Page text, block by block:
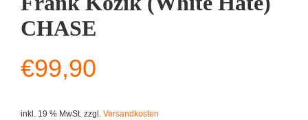
CHASE
€99,90
inkl. 19 % MwSt. zzgl. Versandkosten